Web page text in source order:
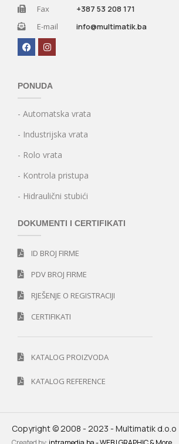
Fax
+387 53 208 171
E-mail
info@multimatik.ba
PONUDA
- Automatska vrata
- Industrijska vrata
- Rolo vrata
- Kontrola pristupa
- Hidraulični stubići
DOKUMENTI I CERTIFIKATI
ID BROJ FIRME
PDV BROJ FIRME
RJEŠENJE O REGISTRACIJI
CERTIFIKATI
KATALOG PROIZVODA
KATALOG REFERENCE
Copyright © 2008 - 2023 - Multimatik d.o.o